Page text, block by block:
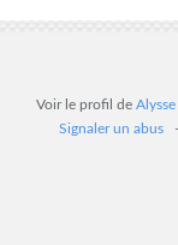
Voir le profil de Alysse
Signaler un abus